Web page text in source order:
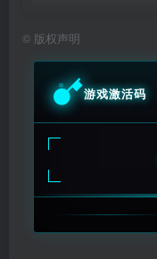
© 版权声明
游戏激活码